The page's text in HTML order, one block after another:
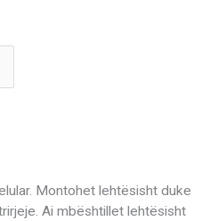
Montohet lehtësisht duke
Ai mbështillet lehtësisht